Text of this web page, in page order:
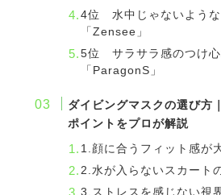
4位 水中じゃないような
「Zensee」
5位 サラサラ感のつけ心
「ParagonS」
ダイビングマスクの選び方
ポイントをプロが解説
1.顔に合うフィット感が
2.水が入らないスカート
3.ストレスを感じない視